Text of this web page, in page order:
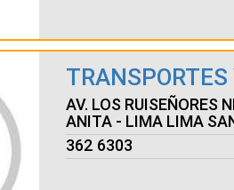
AV. LOS RUISEÑORES
ANITA - LIMA LIMA
362 6303